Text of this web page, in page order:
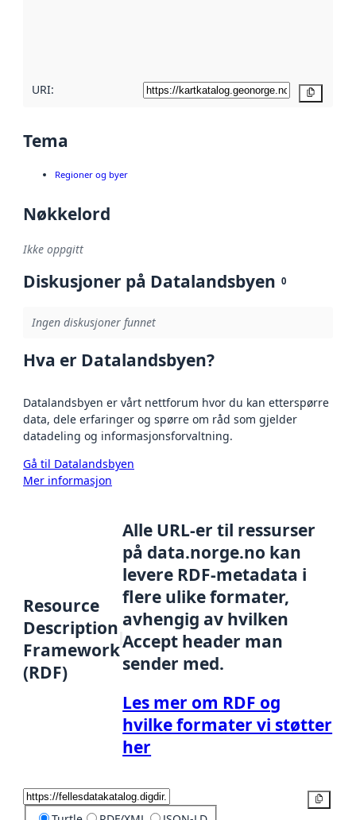
URI:
Tema
Regioner og byer
Nøkkelord
Ikke oppgitt
Diskusjoner på Datalandsbyen 0
Ingen diskusjoner funnet
Hva er Datalandsbyen?
Datalandsbyen er vårt nettforum hvor du kan etterspørre
data, dele erfaringer og spørre om råd som gjelder
datadeling og informasjonsforvaltning.
Gå til Datalandsbyen
Mer informasjon
Resource
Description
Framework
(RDF)
Alle URL-er til ressurser
på data.norge.no kan
levere RDF-metadata i
flere ulike formater,
avhengig av hvilken
Accept header man
sender med.
Les mer om RDF og
hvilke formater vi støtter
her